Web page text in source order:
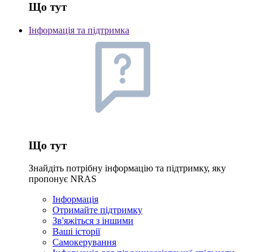
Що тут
Інформація та підтримка
Що тут
Знайдіть потрібну інформацію та підтримку, яку
пропонує NRAS
Інформація
Отримайте підтримку
Зв'яжіться з іншими
Ваші історії
Самокерування